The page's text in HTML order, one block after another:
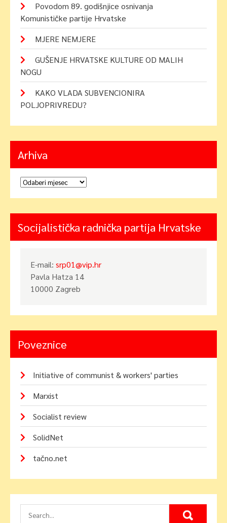
Povodom 89. godišnjice osnivanja
Komunističke partije Hrvatske
MJERE NEMJERE
GUŠENJE HRVATSKE KULTURE OD MALIH
NOGU
KAKO VLADA SUBVENCIONIRA
POLJOPRIVREDU?
Arhiva
Arhiva
Socijalistička radnička partija Hrvatske
E-mail: srp01@vip.hr
Pavla Hatza 14
10000 Zagreb
Poveznice
Initiative of communist & workers' parties
Marxist
Socialist review
SolidNet
tačno.net